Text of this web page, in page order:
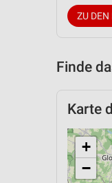
ZU DEN
Finde
Karte
+
−